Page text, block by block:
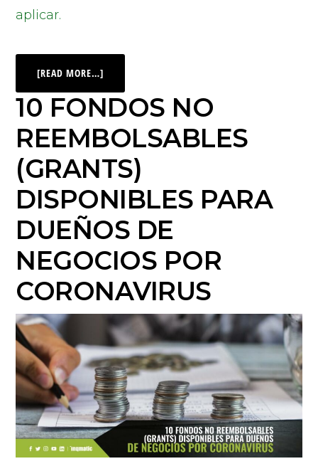
aplicar.
[READ MORE…]
10 FONDOS NO
REEMBOLSABLES
(GRANTS)
DISPONIBLES PARA
DUEÑOS DE
NEGOCIOS POR
CORONAVIRUS